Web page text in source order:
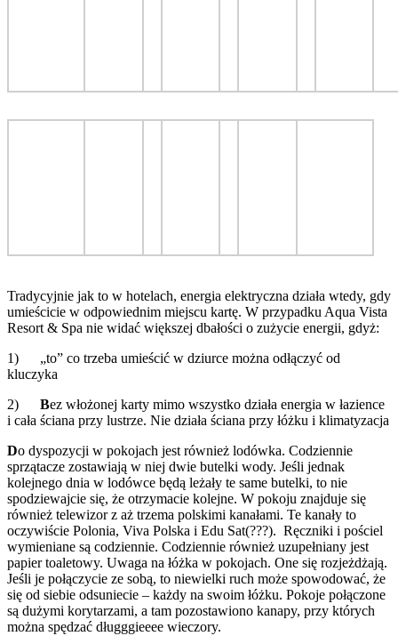
Tradycyjnie jak to w hotelach, energia elektryczna działa wtedy, gdy
umieścicie w odpowiednim miejscu kartę. W przypadku Aqua Vista
Resort & Spa nie widać większej dbałości o zużycie energii, gdyż:
1) „to” co trzeba umieścić w dziurce można odłączyć od
kluczyka
2) Bez włożonej karty mimo wszystko działa energia w łazience
i cała ściana przy lustrze. Nie działa ściana przy łóżku i klimatyzacja
Do dyspozycji w pokojach jest również lodówka. Codziennie
sprzątacze zostawiają w niej dwie butelki wody. Jeśli jednak
kolejnego dnia w lodówce będą leżały te same butelki, to nie
spodziewajcie się, że otrzymacie kolejne. W pokoju znajduje się
również telewizor z aż trzema polskimi kanałami. Te kanały to
oczywiście Polonia, Viva Polska i Edu Sat(???). Ręczniki i pościel
wymieniane są codziennie. Codziennie również uzupełniany jest
papier toaletowy. Uwaga na łóżka w pokojach. One się rozjeżdżają.
Jeśli je połączycie ze sobą, to niewielki ruch może spowodować, że
się od siebie odsuniecie – każdy na swoim łóżku. Pokoje połączone
są dużymi korytarzami, a tam pozostawiono kanapy, przy których
można spędzać długggieeee wieczory.